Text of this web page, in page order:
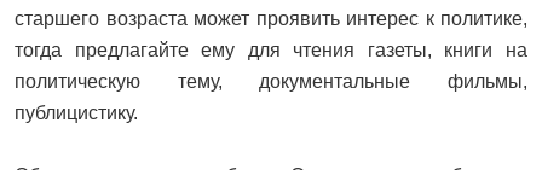
старшего возраста может проявить интерес к политике,
тогда предлагайте ему для чтения газеты, книги на
политическую тему, документальные фильмы,
публицистику.